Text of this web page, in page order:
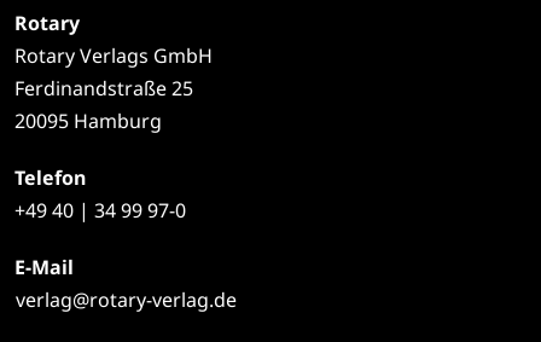
Rotary
Rotary Verlags GmbH
Ferdinandstraße 25
20095 Hamburg
Telefon
+4940 | 34 99 97-0
E-Mail
verlag@rotary-verlag.de